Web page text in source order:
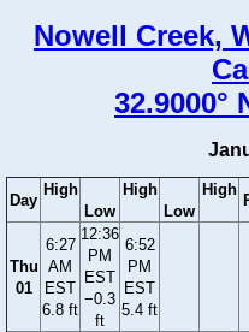
Nowell Creek,
32.9000°
Day
High
Low
High
Low
High
Thu
01
6:27
AM
EST
6.8 ft
12:36
PM
EST
−0.3
ft
6:52
PM
EST
5.4 ft